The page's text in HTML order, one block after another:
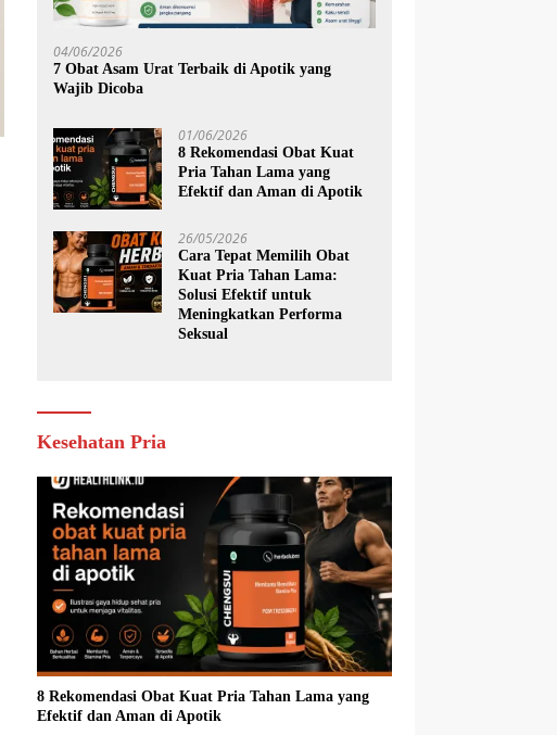
04/06/2026
7 Obat Asam Urat Terbaik di Apotik yang
Wajib Dicoba
01/06/2026
8 Rekomendasi Obat Kuat
Pria Tahan Lama yang
Efektif dan Aman di Apotik
26/05/2026
Cara Tepat Memilih Obat
Kuat Pria Tahan Lama:
Solusi Efektif untuk
Meningkatkan Performa
Seksual
Kesehatan Pria
8 Rekomendasi Obat Kuat Pria Tahan Lama yang
Efektif dan Aman di Apotik